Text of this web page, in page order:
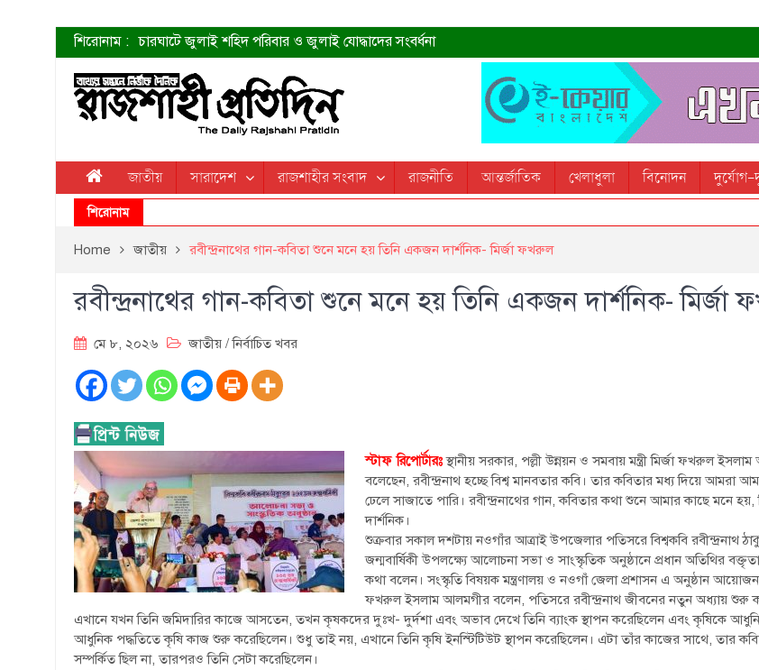
শিরোনাম : চারঘাটে জুলাই শহিদ পরিবার ও জুলাই যোদ্ধাদের সংবর্ধনা
শহীদদের প্রত্যাশা এখনো পূরণ হয়নি: ডা. শফিকুর রহমান
ত্বক ভালো রাখতে যে ৫ কাজ করবেন
জুলাই স্মৃতি জাদুঘরের দুয়ার খুলেছে উদ্বোধন করলেন প্রধানমন্ত্রী
শাহরুখের নতুন সিনেমার লুক
কোয়ার্টার ফাইনালে নেইমারের দুর্দান্ত অ্যাসিস্টে সান্তোস
ডেনিস লিয়ামিন রাশিয়ার ড্রোন বাহিনীর প্রধান হলেন
জুলাই শহিদদের আত্মত্যাগ জাতি চিরকাল শ্রদ্ধার সাথে স্মরণ করবে: ভূমিমন্ত্রী
জাতীয় সারাদেশ রাজশাহীর সংবাদ রাজনীতি আন্তর্জাতিক খেলাধুলা বিনোদন দুর্যোগ-
শিরোনাম
Home জাতীয় রবীন্দ্রনাথের গান-কবিতা শুনে মনে হয় তিনি একজন দার্শনিক- মির্জা ফখরুল
রবীন্দ্রনাথের গান-কবিতা শুনে মনে হয় তিনি একজন দার্শনিক- মির্জা
মে ৮, ২০২৬ জাতীয় /নির্বাচিত খবর
স্টাফ রিপোর্টারঃ স্থানীয় সরকার, পল্লী উন্নয়ন ও সমবায় মন্ত্রী মির্জা ফখরুল
বলেছেন, রবীন্দ্রনাথ হচ্ছে বিশ্ব মানবতার কবি। তার কবিতার মধ্য দিয়ে আমরা
ঢেলে সাজাতে পারি। রবীন্দ্রনাথের গান, কবিতার কথা শুনে আমার কাছে মনে
দার্শনিক।
শুক্রবার সকাল দশটায় নওগাঁর আত্রাই উপজেলার পতিসরে বিশ্বকবি রবীন্দ্রনাথ
জন্মবার্ষিকী উপলক্ষ্যে আলোচনা সভা ও সাংস্কৃতিক অনুষ্ঠানে প্রধান অতিথির
কথা বলেন। সংস্কৃতি বিষয়ক মন্ত্রণালয় ও নওগাঁ জেলা প্রশাসন এ অনুষ্ঠান
ফখরুল ইসলাম আলমগীর বলেন, পতিসরে রবীন্দ্রনাথ জীবনের নতুন অধ্যায় শুরু
এখানে যখন তিনি জমিদারির কাজে আসতেন, তখন কৃষকদের দুঃখ- দুর্দশা এবং অভাব দেখে তিনি ব্যাংক স্থাপন করেছিলেন এবং কৃষিকে
আধুনিক পদ্ধতিতে কৃষি কাজ শুরু করেছিলেন। শুধু তাই নয়, এখানে তিনি কৃষি ইনস্টিটিউট স্থাপন করেছিলেন। এটা তাঁর কাজের সাথে, তার
সম্পর্কিত ছিল না, তারপরও তিনি সেটা করেছিলেন।